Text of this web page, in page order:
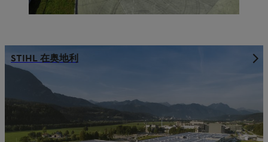
STIHL 在奥地利